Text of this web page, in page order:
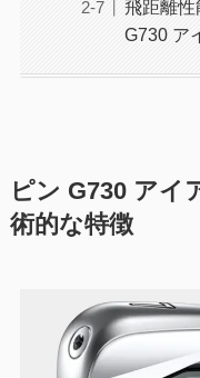
飛距離性
G730 ア
ピン G730 アイ
術的な特徴